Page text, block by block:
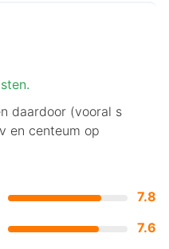
7.8
7.6
daardoor (vooral s
en centeum op